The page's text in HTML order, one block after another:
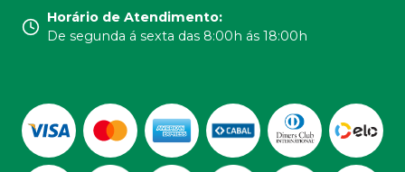
Horário de Atendimento:
De segunda á sexta das 8:00h ás 18:00h